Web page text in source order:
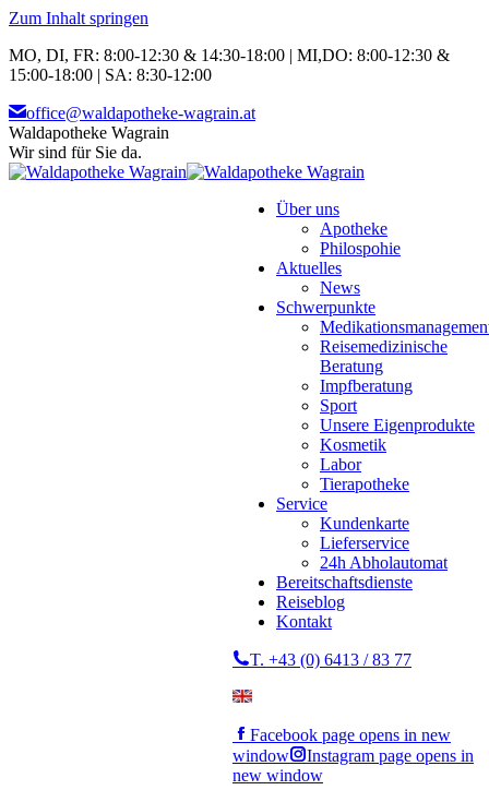
Zum Inhalt springen
MO, DI, FR: 8:00-12:30 & 14:30-18:00 | MI,DO: 8:00-12:30 &
15:00-18:00 | SA: 8:30-12:00
office@waldapotheke-wagrain.at
Waldapotheke Wagrain
Wir sind für Sie da.
Über uns
Apotheke
Philospohie
Aktuelles
News
Schwerpunkte
Reisemedizinische
Beratung
Impfberatung
Sport
Unsere Eigenprodukte
Kosmetik
Labor
Tierapotheke
Service
Kundenkarte
Lieferservice
24h Abholautomat
Bereitschaftsdienste
Reiseblog
Kontakt
T. +43 (0) 6413 / 83 77
Facebook page opens in new
window
Instagram page opens in
new window